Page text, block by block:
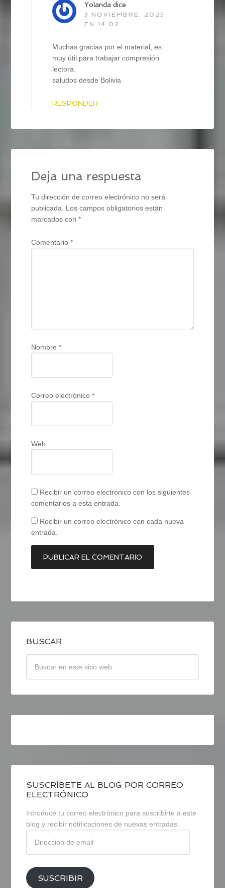
Yolanda dice
3 NOVIEMBRE, 2025
EN 14:02
Muchas gracias por el material, es
muy útil para trabajar compresión
lectora.
saludos desde Bolivia
RESPONDER
Deja una respuesta
Tu dirección de correo electrónico no será
publicada.
Los campos obligatorios están
marcados con*
Comentario*
Nombre*
Correo electrónico*
Web
Recibir un correo electrónico con los siguientes
comentarios a esta entrada.
Recibir un correo electrónico con cada nueva
entrada.
BUSCAR
SUSCRÍBETE AL BLOG POR CORREO
ELECTRÓNICO
Introduce tu correo electrónico para suscribirte a este
blog y recibir notificaciones de nuevas entradas.
email
SUSCRIBIR